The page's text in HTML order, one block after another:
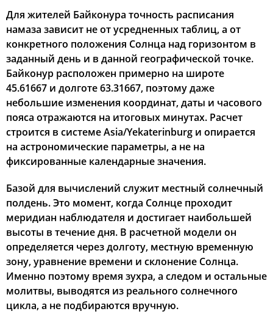
04:02 05:44
14, Пт 04:03 05:46 12:51 16:47 19:57 21:31
15, Сб 04:05 05:47 12:51 16:46 19:55 21:29
16, Вс 04:07 05:48 12:51 16:45 19:53
17, Пн 04:09 05:49 12:51 16:44 19:52 21:25
18, Вт 04:11 05:50 12:51 16:43 19:50
20, Чт 04:14 05:53 12:50 16:41 19:47
21, Пт 04:16 05:54 12:50 16:41 19:45
22, Сб 04:17 05:55 12:50 16:40 19:43 21:14
23, Вс 04:19 05:57 12:49 16:39 19:41 21:12
24, Пн 04:21 05:58 12:49 16:38
Для жителей Байконура точность расписания
намаза зависит не от усредненных таблиц, а от
конкретного положения Солнца над горизонтом в
заданный день и в данной географической точке.
Байконур расположен примерно на широте
45.61667 и долготе 63.31667, поэтому даже
небольшие изменения координат, даты и часового
пояса отражаются на итоговых минутах. Расчет
строится в системе Asia/Yekaterinburg и опирается
на астрономические параметры, а не на
фиксированные календарные значения.
Базой для вычислений служит местный солнечный
полдень. Это момент, когда Солнце проходит
меридиан наблюдателя и достигает наибольшей
высоты в течение дня. В расчетной модели он
определяется через долготу, местную временную
зону, уравнение времени и склонение Солнца.
Именно поэтому время зухра, а следом и остальные
молитвы, выводятся из реального солнечного
цикла, а не подбираются вручную.